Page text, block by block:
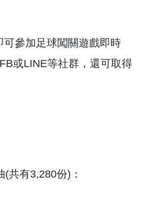
參加足球闖關遊戲即時
或LINE等社群，還可取得
共有3,280份)：